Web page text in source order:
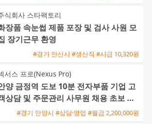
식회사 스타팩토리
장품 속눈썹 제품 포장 및 검사 사원 모
장기근무 환영
#경기 안산시 #생산직 #시급 10,320원
서스 프로(Nexus Pro)
양 금정역 도보 10분 전자부품 기업 고
상담 및 주문관리 사무원 채용 초보 가
#경기 안양시 #상담·영업 #월급 2,200,000원